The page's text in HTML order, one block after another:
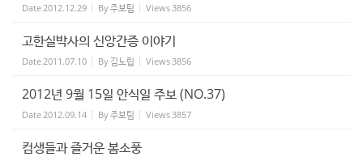
Date2012.12.29 By주보팀 Views3856
고한실박사의 신앙간증 이야기
Date2011.07.10 By 김노립 Views3856
2012년 9월 15일 안식일 주보 (NO.37)
Date2012.09.14 By주보팀 Views3857
컴생들과 즐거운 봄소풍